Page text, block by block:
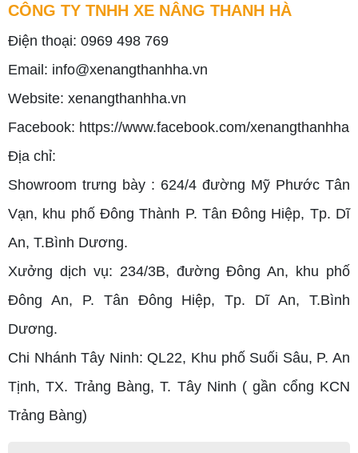
CÔNG TY TNHH XE NÂNG THANH HÀ
Điện thoại: 0969 498 769
Email: info@xenangthanhha.vn
Website: xenangthanhha.vn
Facebook: https://www.facebook.com/xenangthanhha
Địa chỉ:
Showroom trưng bày : 624/4 đường Mỹ Phước Tân
Vạn, khu phố Đông Thành P. Tân Đông Hiệp, Tp. Dĩ
An, T.Bình Dương.
Xưởng dịch vụ: 234/3B, đường Đông An, khu phố
Đông An, P. Tân Đông Hiệp, Tp. Dĩ An, T.Bình
Dương.
Chi Nhánh Tây Ninh: QL22, Khu phố Suối Sâu, P. An
Tịnh, TX. Trảng Bàng, T. Tây Ninh ( gần cổng KCN
Trảng Bàng)